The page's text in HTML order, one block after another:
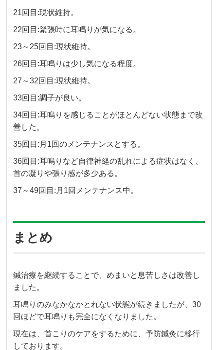
21回目:現状維持。
22回目:緊張時に耳鳴りが気になる。
23～25回目:現状維持。
26回目:耳鳴りは少し気になる程度。
27～32回目:現状維持。
33回目:調子が良い。
34回目:耳鳴りを感じることがほとんどない状態まで改
善した。
35回目:月1回のメンテナンスとする。
36回目:耳鳴りなど自律神経の乱れによる症状はなく、
首の凝りや張り感が多少ある。
37～49回目:月1回メンテナンス中。
まとめ
鍼治療を継続することで、めまいと息苦しさは改善し
ました。
耳鳴りのみなかなかとれない状態が続きましたが、30
回ほどで耳鳴りも完全になくなりました。
現在は、首こりのケアをするために、予防鍼灸に移行
しております。